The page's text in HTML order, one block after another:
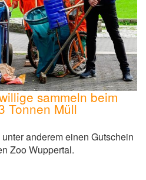
sammeln beim
Tonnen Müll
anderem einen Gutschein
Zoo Wuppertal.